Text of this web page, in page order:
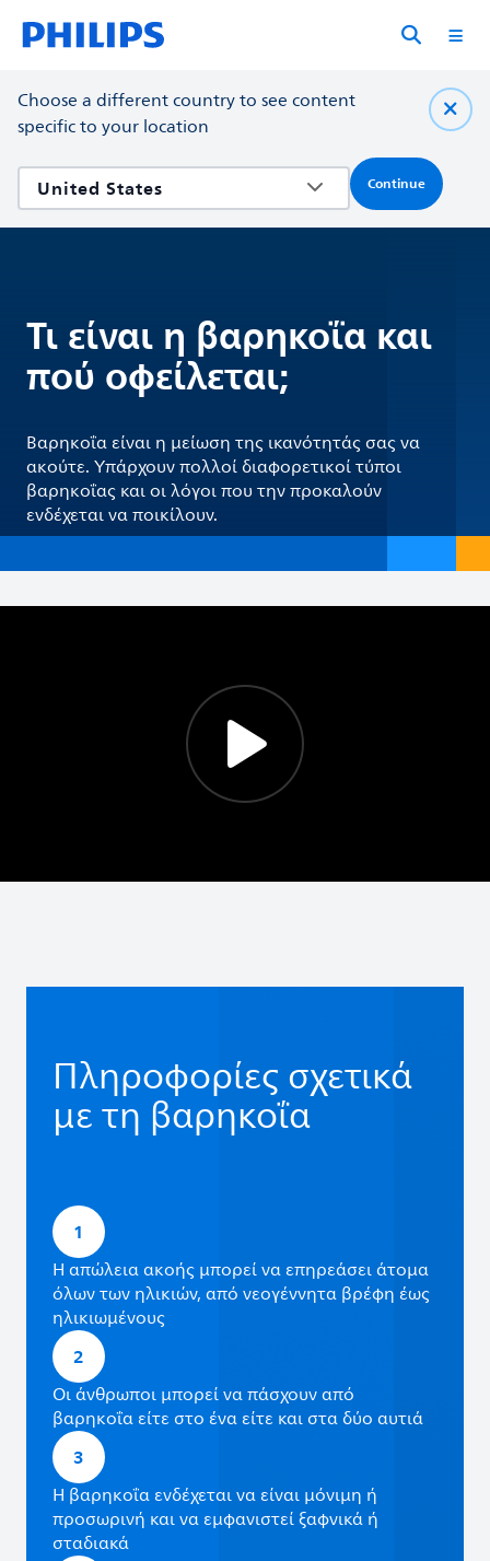
Choose a different country to see content
specific to your location
Continue
Τι είναι η βαρηκοΐα και
πού οφείλεται;
Βαρηκοΐα είναι η μείωση της ικανότητάς σας να
ακούτε. Υπάρχουν πολλοί διαφορετικοί τύποι
βαρηκοΐας και οι λόγοι που την προκαλούν
ενδέχεται να ποικίλουν.
Πληροφορίες σχετικά
με τη βαρηκοΐα
1
Η απώλεια ακοής μπορεί να επηρεάσει άτομα
όλων των ηλικιών, από νεογέννητα βρέφη έως
ηλικιωμένους
2
Οι άνθρωποι μπορεί να πάσχουν από
βαρηκοΐα είτε στο ένα είτε και στα δύο αυτιά
3
Η βαρηκοΐα ενδέχεται να είναι μόνιμη ή
προσωρινή και να εμφανιστεί ξαφνικά ή
σταδιακά